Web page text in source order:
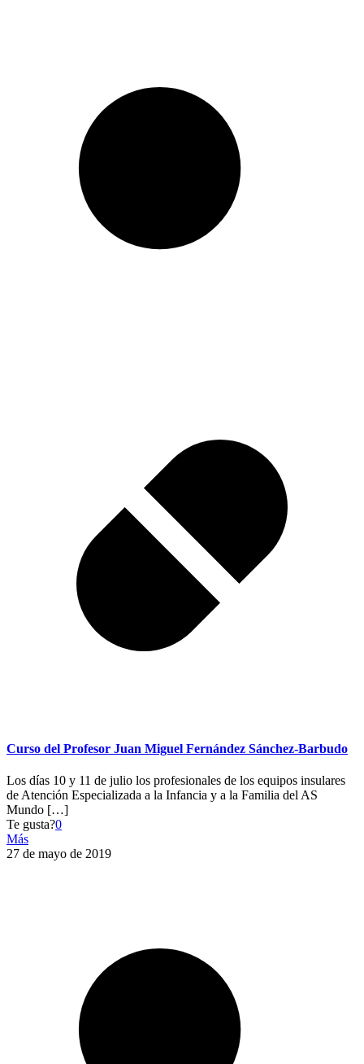
Curso del Profesor Juan Miguel Fernández Sánchez-Barbudo
Los días 10 y 11 de julio los profesionales de los equipos insulares
de Atención Especializada a la Infancia y a la Familia del AS
Mundo […]
Te gusta?0
Más
27 de mayo de 2019